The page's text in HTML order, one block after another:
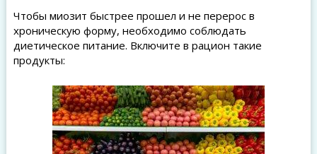
Чтобы миозит быстрее прошел и не перерос в
хроническую форму, необходимо соблюдать
диетическое питание. Включите в рацион такие
продукты: